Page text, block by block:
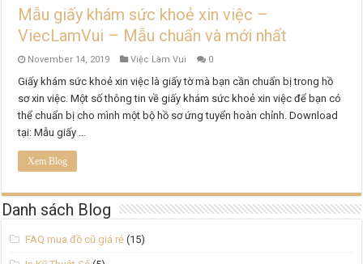
Mẫu giấy khám sức khoẻ xin việc –
ViecLamVui – Mẫu chuẩn và mới nhất
November 14, 2019 Việc Làm Vui 0
Giấy khám sức khoẻ xin việc là giấy tờ mà bạn cần chuẩn bị trong hồ
sơ xin việc. Một số thông tin về giấy khám sức khoẻ xin việc để bạn có
thể chuẩn bị cho mình một bộ hồ sơ ứng tuyển hoàn chỉnh. Download
tại: Mẫu giấy …
Xem Blog
Danh sách Blog
FAQ mua đồ cũ giá rẻ (15)